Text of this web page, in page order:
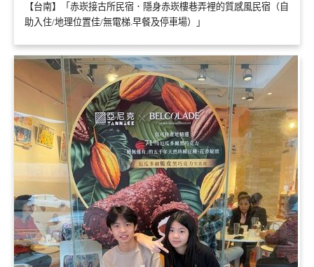
【台南】「赤崁接古所民宿．隱身赤崁樓巷弄裡的質感風民宿（自
助入住/地理位置佳/無電梯.早餐及停車場）」